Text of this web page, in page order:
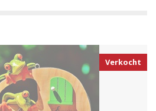
Verkocht